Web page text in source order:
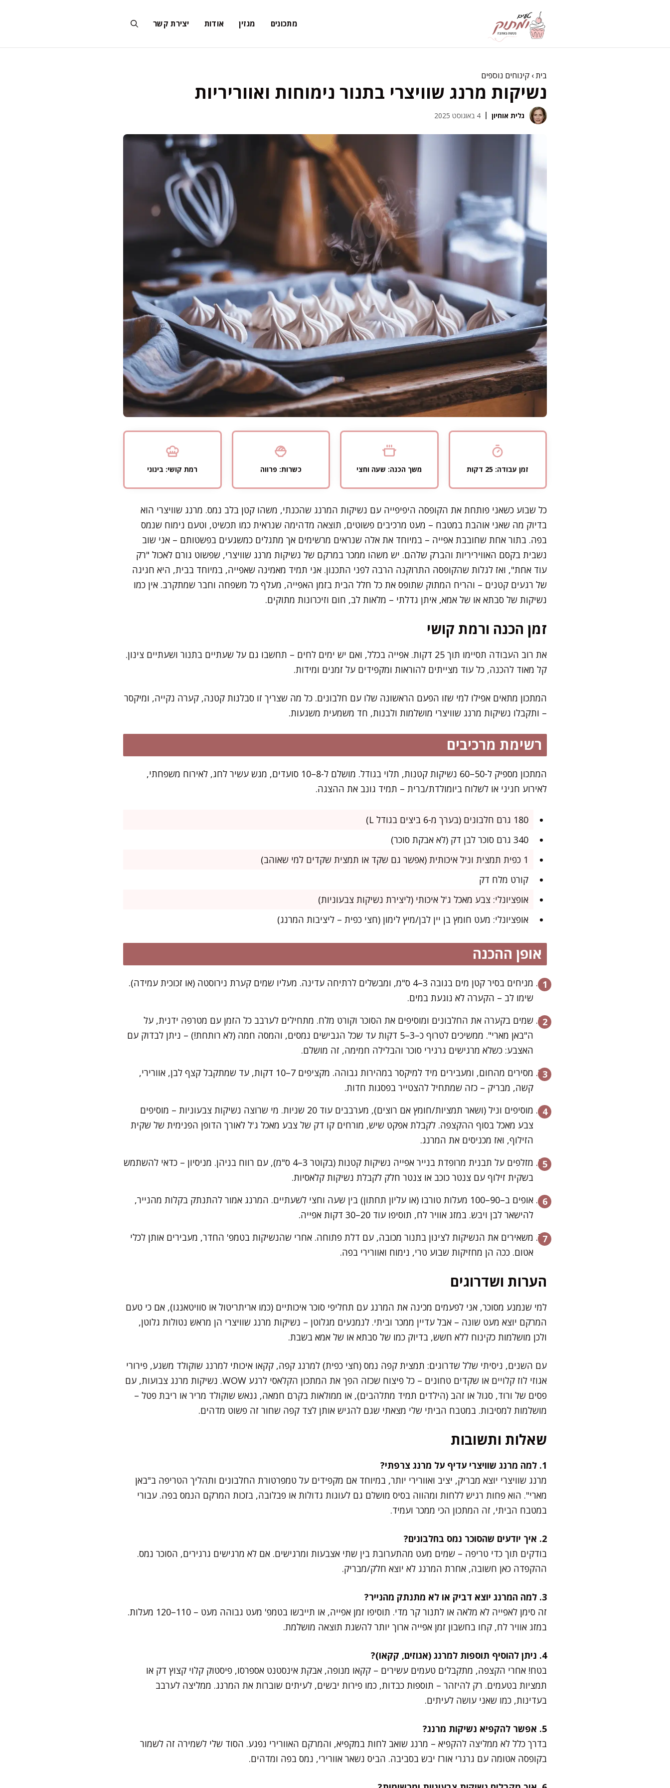
מתכונים מגזין אודות יצירת קשר
בית› קינוחים נוספים
נשיקות מרנג שוויצרי בתנור נימוחות ואווריריות
גלית אוחיון 4 באוגוסט 2025
זמן עבודה: 25 דקות משך הכנה: שעה וחצי כשרות: פרווה רמת קושי: בינוני
כל שבוע כשאני פותחת את הקופסה היפיפייה עם נשיקות המרנג שהכנתי, משהו קטן בלב נמס. מרנג שוויצרי הוא
בדיוק מה שאני אוהבת במטבח – מעט מרכיבים פשוטים, תוצאה מדהימה שנראית כמו תכשיט, וטעם נימוח שנמס
בפה. בתור אחת שחובבת אפייה – במיוחד את אלה שנראים מרשימים אך מתגלים כמשגעים בפשטותם – אני שוב
נשבית בקסם האוויריריות והברק שלהם. יש משהו ממכר במרקם של נשיקות מרנג שוויצרי, שפשוט גורם לאכול "רק
עוד אחת", ואז לגלות שהקופסה התרוקנה הרבה לפני התכנון. אני תמיד מאמינה שאפייה, במיוחד בבית, היא חגיגה
של רגעים קטנים – והריח המתוק שתופס את כל חלל הבית בזמן האפייה, מעלף כל משפחה וחבר שמתקרב. אין כמו
נשיקות של סבתא או של אמא, איתן גדלתי – מלאות לב, חום וזיכרונות מתוקים.
זמן הכנה ורמת קושי
את רוב העבודה תסיימו תוך 25 דקות. אפייה בכלל, ואם יש ימים לחים – תחשבו גם על שעתיים בתנור ושעתיים צינון.
קל מאוד להכנה, כל עוד מצייתים להוראות ומקפידים על זמנים ומידות.
המתכון מתאים אפילו למי שזו הפעם הראשונה שלו עם חלבונים. כל מה שצריך זו סבלנות קטנה, קערה נקייה, ומיקסר
– ותקבלו נשיקות מרנג שוויצרי מושלמות ולבנות, חד משמעית משגעות.
רשימת מרכיבים
המתכון מספיק ל-50–60 נשיקות קטנות, תלוי בגודל. מושלם ל-8–10 סועדים, מגש עשיר לחג, לאירוח משפחתי,
לאירוע חגיגי או לשלוח ביומולדת/ברית – תמיד גונב את ההצגה.
180 גרם חלבונים (בערך מ-6 ביצים בגודל L)
340 גרם סוכר לבן דק (לא אבקת סוכר)
1 כפית תמצית וניל איכותית (אפשר גם שקד או תמצית שקדים למי שאוהב)
קורט מלח דק
אופציונלי: צבע מאכל ג'ל איכותי (ליצירת נשיקות צבעוניות)
אופציונלי: מעט חומץ בן יין לבן/מיץ לימון (חצי כפית – ליציבות המרנג)
אופן ההכנה
מניחים בסיר קטן מים בגובה 3–4 ס"מ, ומבשלים לרתיחה עדינה. מעליו שמים קערת נירוסטה (או זכוכית עמידה).
שימו לב – הקערה לא נוגעת במים.
שמים בקערה את החלבונים ומוסיפים את הסוכר וקורט מלח. מתחילים לערבב כל הזמן עם מטרפה ידנית, על
ה"באן מארי". ממשיכים לטרוף כ–3–5 דקות עד שכל הגבישים נמסים, והמסה חמה (לא רותחת!) – ניתן לבדוק עם
האצבע: כשלא מרגישים גרגירי סוכר והבלילה חמימה, זה מושלם.
מסירים מהחום, ומעבירים מיד למיקסר במהירות גבוהה. מקציפים 7–10 דקות, עד שמתקבל קצף לבן, אוורירי,
קשה, מבריק – כזה שמתחיל להצטייר בפסגות חדות.
מוסיפים וניל (ושאר תמציות/חומץ אם רוצים), מערבבים עוד 20 שניות. מי שרוצה נשיקות צבעוניות – מוסיפים
צבע מאכל בסוף ההקצפה. לקבלת אפקט שיש, מורחים קו דק של צבע מאכל ג'ל לאורך הדופן הפנימית של שקית
הזילוף, ואז מכניסים את המרנג.
מזלפים על תבנית מרופדת בנייר אפייה נשיקות קטנות (בקוטר 3–4 ס"מ), עם רווח בניהן. מניסיון – כדאי להשתמש
בשקית זילוף עם צנטר כוכב או צנטר חלק לקבלת נשיקות קלאסיות.
אופים ב–90–100 מעלות טורבו (או עליון תחתון) בין שעה וחצי לשעתיים. המרנג אמור להתנתק בקלות מהנייר,
להישאר לבן ויבש. במזג אוויר לח, תוסיפו עוד 20–30 דקות אפייה.
משאירים את הנשיקות לצינון בתנור מכובה, עם דלת פתוחה. אחרי שהנשיקות בטמפ' החדר, מעבירים אותן לכלי
אטום. ככה הן מחזיקות שבוע טרי, נימוח ואוורירי בפה.
הערות ושדרוגים
למי שנמנע מסוכר, אני לפעמים מכינה את המרנג עם תחליפי סוכר איכותיים (כמו אריתריטול או סוויטאנגו), אם כי טעם
המרקם יוצא מעט שונה – אבל עדיין ממכר וביתי. לנמנעים מגלוטן – נשיקות מרנג שוויצרי הן מראש נטולות גלוטן,
ולכן מושלמות כקינוח ללא חשש, בדיוק כמו של סבתא או של אמא בשבת.
עם השנים, ניסיתי שלל שדרוגים: תמצית קפה נמס (חצי כפית) למרנג קפה, קקאו איכותי למרנג שוקולד משגע, פירורי
אגוזי לוז קלויים או שקדים טחונים – כל פיצוח שכזה הפך את המתכון הקלאסי לרגע WOW. נשיקות מרנג צבועות, עם
פסים של ורוד, סגול או זהב (הילדים תמיד מתלהבים), או ממולאות בקרם חמאה, גנאש שוקולד מריר או ריבת פטל –
מושלמות למסיבות. במטבח הביתי שלי מצאתי שגם להגיש אותן לצד קפה שחור זה פשוט מדהים.
שאלות ותשובות
1. למה מרנג שוויצרי עדיף על מרנג צרפתי?
מרנג שוויצרי יוצא מבריק, יציב ואוורירי יותר, במיוחד אם מקפידים על טמפרטורת החלבונים ותהליך הטריפה ב"באן
מארי". הוא פחות רגיש ללחות ומהווה בסיס מושלם גם לעוגות גדולות או פבלובה, בזכות המרקם הנמס בפה. עבורי
במטבח הביתי, זה המתכון הכי ממכר ועמיד.
2. איך יודעים שהסוכר נמס בחלבונים?
בודקים תוך כדי טריפה – שמים מעט מהתערובת בין שתי אצבעות ומרגישים. אם לא מרגישים גרגירים, הסוכר נמס.
ההקפדה כאן חשובה, אחרת המרנג לא יוצא חלק/מבריק.
3. למה המרנג יוצא דביק או לא מתנתק מהנייר?
זה סימן לאפייה לא מלאה או לתנור קר מדי. תוסיפו זמן אפייה, או תייבשו בטמפ' מעט גבוהה מעט – 110–120 מעלות.
במזג אוויר לח, קחו בחשבון זמן אפייה ארוך יותר להשגת תוצאה מושלמת.
4. ניתן להוסיף תוספות למרנג (אגוזים, קקאו)?
בטח! אחרי הקצפה, מתקבלים טעמים עשירים – קקאו מנופה, אבקת אינסטנט אספרסו, פיסטוק קלוי קצוץ דק או
תמציות בטעמים. רק להיזהר – תוספות כבדות, כמו פירות יבשים, לעיתים שוברות את המרנג. ממליצה לערבב
בעדינות, כמו שאני עושה לעיתים.
5. אפשר להקפיא נשיקות מרנג?
בדרך כלל לא ממליצה להקפיא – מרנג שואב לחות במקפיא, והמרקם האוורירי נפגע. הסוד שלי לשמירה זה לשמור
בקופסה אטומה עם גרגרי אורז יבש בסביבה. הביס נשאר אוורירי, נמס בפה ומדהים.